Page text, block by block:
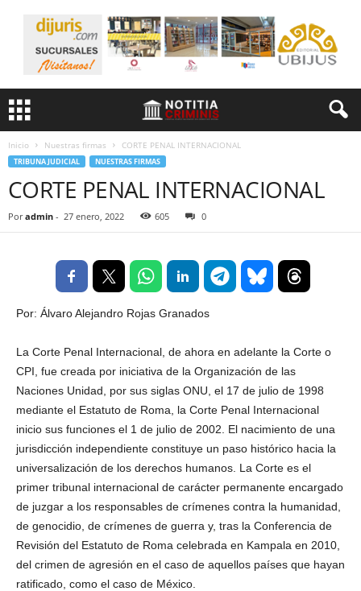
Inicio Nuestras firmas CORTE PENAL INTERNACIONAL
TRIBUNA JUDICIAL NUESTRAS FIRMAS
CORTE PENAL INTERNACIONAL
Por admin - 27 enero, 2022 605 0
Por: Álvaro Alejandro Rojas Granados
La Corte Penal Internacional, de ahora en adelante la Corte o
CPI, fue creada por iniciativa de la Organización de las
Naciones Unidad, por sus siglas ONU, el 17 de julio de 1998
mediante el Estatuto de Roma, la Corte Penal Internacional
inicio sus funciones el 1 de julio de 2002. El nacimiento de una
jurisdicción independiente constituye un paso histórico hacia la
universalización de los derechos humanos. La Corte es el
primer tribunal internacional de carácter permanente encargado
de juzgar a los responsables de crímenes contra la humanidad,
de genocidio, de crímenes de guerra y, tras la Conferencia de
Revisión del Estatuto de Roma celebrada en Kampala en 2010,
del crimen de agresión en el caso de aquellos países que hayan
ratificado, como el caso de México.